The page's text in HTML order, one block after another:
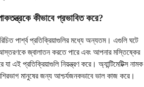
কীভাবে প্রভাবিত করে?
পার্শ্ব প্রতিক্রিয়াগুলির মধ্যে অন্যতম। এগুলি ঘটে
জ্বালাতন করতে পারে এবং আপনার মস্তিষ্কের
এই প্রতিক্রিয়াগুলি নিয়ন্ত্রণ করে। অ্যান্টিমেটিক্স নামক
মানুষের জন্য আশ্চর্যজনকভাবে ভাল কাজ করে।